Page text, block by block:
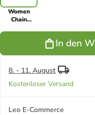
Women
Chain
In den
8. - 11. August
Kostenloser Versand
Leo E-Commerce